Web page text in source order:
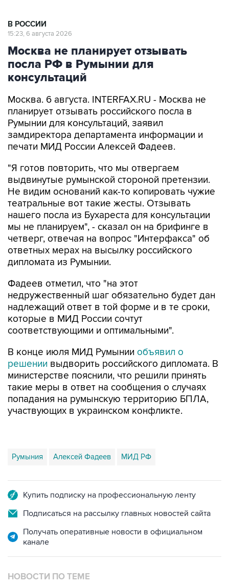
В РОССИИ
15:23, 6 августа 2026
Москва не планирует отзывать
посла РФ в Румынии для
консультаций
Москва. 6 августа. INTERFAX.RU - Москва не
планирует отзывать российского посла в
Румынии для консультаций, заявил
замдиректора департамента информации и
печати МИД России Алексей Фадеев.
"Я готов повторить, что мы отвергаем
выдвинутые румынской стороной претензии.
Не видим оснований как-то копировать чужие
театральные вот такие жесты. Отзывать
нашего посла из Бухареста для консультации
мы не планируем", - сказал он на брифинге в
четверг, отвечая на вопрос "Интерфакса" об
ответных мерах на высылку российского
дипломата из Румынии.
Фадеев отметил, что "на этот
недружественный шаг обязательно будет дан
надлежащий ответ в той форме и в те сроки,
которые в МИД России сочтут
соответствующими и оптимальными".
В конце июля МИД Румынии объявил о
решении выдворить российского дипломата. В
министерстве пояснили, что решили принять
такие меры в ответ на сообщения о случаях
попадания на румынскую территорию БПЛА,
участвующих в украинском конфликте.
Румыния Алексей Фадеев МИД РФ
Купить подписку на профессиональную ленту
Подписаться на рассылку главных новостей сайта
Получать оперативные новости в официальном
канале
НОВОСТИ ПО ТЕМЕ